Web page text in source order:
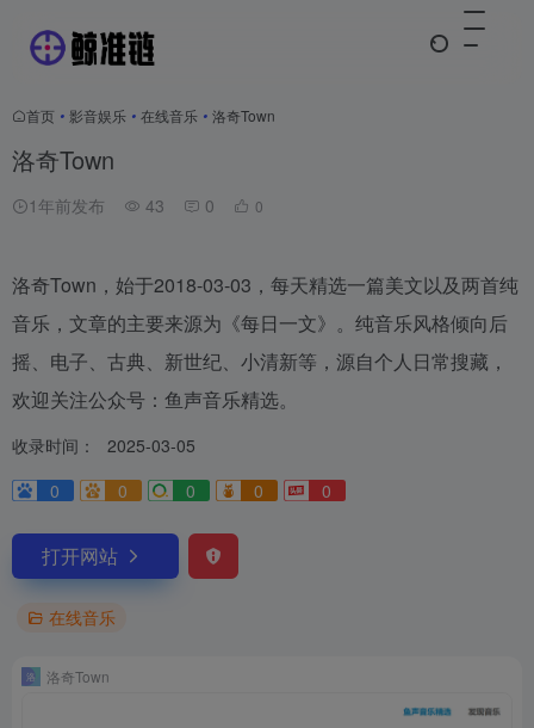
首页 • 影音娱乐 • 在线音乐 • 洛奇Town
洛奇Town
1年前发布 43 0 0
洛奇Town，始于2018-03-03，每天精选一篇美文以及两首纯
音乐，文章的主要来源为《每日一文》。纯音乐风格倾向后
摇、电子、古典、新世纪、小清新等，源自个人日常搜藏，
欢迎关注公众号：鱼声音乐精选。
收录时间：
2025-03-05
0
0 0 0 0
打开网站
在线音乐
洛奇Town